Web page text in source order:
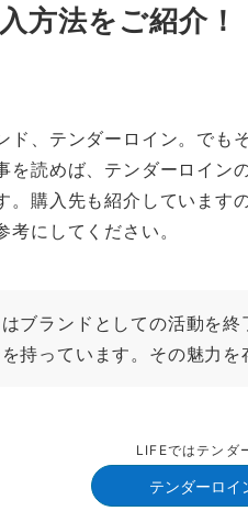
方法をご紹介！
ド、テンダーロイン。でも
を読めば、テンダーロイン
。購入先も紹介しています
考にしてください。
ブランドとしての活動を
持っています。その魅力
LIFEではテンダ
テンダーロイ